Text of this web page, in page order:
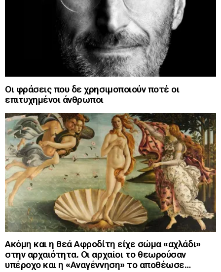
Οι φράσεις που δε χρησιμοποιούν ποτέ οι
επιτυχημένοι άνθρωποι
Ακόμη και η θεά Αφροδίτη είχε σώμα «αχλάδι»
στην αρχαιότητα. Οι αρχαίοι το θεωρούσαν
υπέροχο και η «Αναγέννηση» το αποθέωσε…